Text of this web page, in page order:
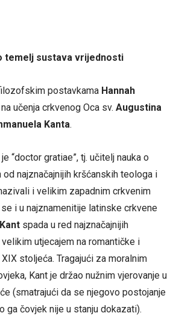
temelj sustava vrijednosti
postavkama Hannah
učenja crkvenog Oca sv. Augustina
Kanta.
“doctor gratiae”, tj. učitelj nauka o
najznačajnijih kršćanskih teologa i
i velikim zapadnim crkvenim
i u najznamenitije latinske crkvene
spada u red najznačajnijih
utjecajem na romantičke i
stoljeća. Tragajući za moralnim
Kant je držao nužnim vjerovanje u
(smatrajući da se njegovo postojanje
ga čovjek nije u stanju dokazati).